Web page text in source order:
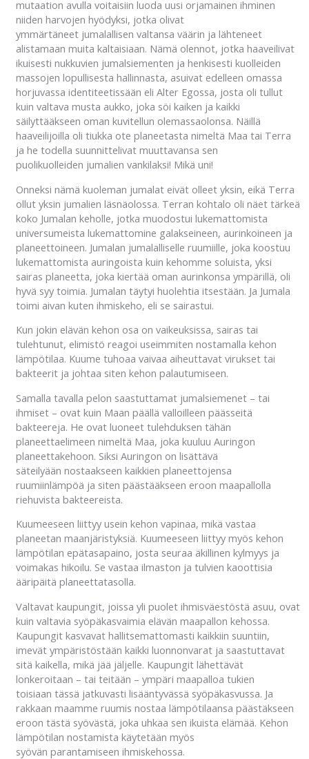
mutaation avulla voitaisiin luoda uusi orjamainen ihminen
niiden harvojen hyödyksi, jotka olivat
ymmärtäneet jumalallisen valtansa väärin ja lähteneet
alistamaan muita kaltaisiaan. Nämä olennot, jotka haaveilivat
ikuisesti nukkuvien jumalsiementen ja henkisesti kuolleiden
massojen lopullisesta hallinnasta, asuivat edelleen omassa
horjuvassa identiteetissään eli Alter Egossa, josta oli tullut
kuin valtava musta aukko, joka söi kaiken ja kaikki
säilyttääkseen oman kuvitellun olemassaolonsa. Näillä
haaveilijoilla oli tiukka ote planeetasta nimeltä Maa tai Terra
ja he todella suunnittelivat muuttavansa sen
puolikuolleiden jumalien vankilaksi! Mikä uni!
Onneksi nämä kuoleman jumalat eivät olleet yksin, eikä Terra
ollut yksin jumalien läsnäolossa. Terran kohtalo oli näet tärkeä
koko Jumalan keholle, jotka muodostui lukemattomista
universumeista lukemattomine galakseineen, aurinkoineen ja
planeettoineen. Jumalan jumalalliselle ruumiille, joka koostuu
lukemattomista auringoista kuin kehomme soluista, yksi
sairas planeetta, joka kiertää oman aurinkonsa ympärillä, oli
hyvä syy toimia. Jumalan täytyi huolehtia itsestään. Ja Jumala
toimi aivan kuten ihmiskeho, eli se sairastui.
Kun jokin elävän kehon osa on vaikeuksissa, sairas tai
tulehtunut, elimistö reagoi useimmiten nostamalla kehon
lämpötilaa. Kuume tuhoaa vaivaa aiheuttavat virukset tai
bakteerit ja johtaa siten kehon palautumiseen.
Samalla tavalla pelon saastuttamat jumalsiemenet – tai
ihmiset – ovat kuin Maan päällä valloilleen päässeitä
bakteereja. He ovat luoneet tulehduksen tähän
planeettaelimeen nimeltä Maa, joka kuuluu Auringon
planeettakehoon. Siksi Auringon on lisättävä
säteilyään nostaakseen kaikkien planeettojensa
ruumiinlämpöä ja siten päästääkseen eroon maapallolla
riehuvista bakteereista.
Kuumeeseen liittyy usein kehon vapinaa, mikä vastaa
planeetan maanjäristyksiä. Kuumeeseen liittyy myös kehon
lämpötilan epätasapaino, josta seuraa äkillinen kylmyys ja
voimakas hikoilu. Se vastaa ilmaston ja tulvien kaoottisia
ääripäitä planeettatasolla.
Valtavat kaupungit, joissa yli puolet ihmisväestöstä asuu, ovat
kuin valtavia syöpäkasvaimia elävän maapallon kehossa.
Kaupungit kasvavat hallitsemattomasti kaikkiin suuntiin,
imevät ympäristöstään kaikki luonnonvarat ja saastuttavat
sitä kaikella, mikä jää jäljelle. Kaupungit lähettävät
lonkeroitaan – tai teitään – ympäri maapalloa tukien
toisiaan tässä jatkuvasti lisääntyvässä syöpäkasvussa. Ja
rakkaan maamme ruumis nostaa lämpötilaansa päästäkseen
eroon tästä syövästä, joka uhkaa sen ikuista elämää. Kehon
lämpötilan nostamista käytetään myös
syövän parantamiseen ihmiskehossa.